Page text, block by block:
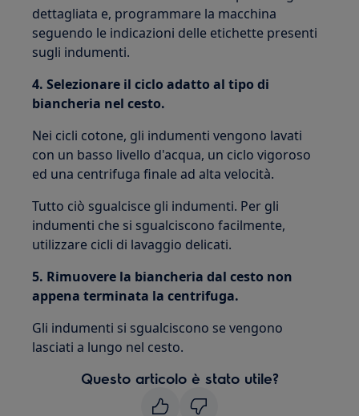
dettagliata e, programmare la macchina
seguendo le indicazioni delle etichette presenti
sugli indumenti.
4. Selezionare il ciclo adatto al tipo di
biancheria nel cesto.
Nei cicli cotone, gli indumenti vengono lavati
con un basso livello d'acqua, un ciclo vigoroso
ed una centrifuga finale ad alta velocità.
Tutto ciò sgualcisce gli indumenti. Per gli
indumenti che si sgualciscono facilmente,
utilizzare cicli di lavaggio delicati.
5. Rimuovere la biancheria dal cesto non
appena terminata la centrifuga.
Gli indumenti si sgualciscono se vengono
lasciati a lungo nel cesto.
Questo articolo è stato utile?